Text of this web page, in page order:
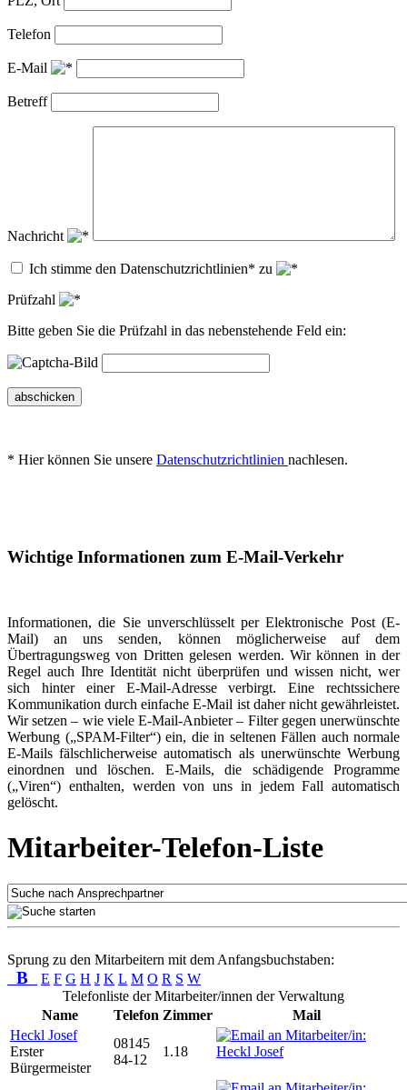
Telefon
E-Mail
Betreff
Nachricht
Ich stimme den Datenschutzrichtlinien* zu
Prüfzahl
Bitte geben Sie die Prüfzahl in das nebenstehende Feld ein:
abschicken
* Hier können Sie unsere Datenschutzrichtlinien nachlesen.
Wichtige Informationen zum E-Mail-Verkehr
Informationen, die Sie unverschlüsselt per Elektronische Post (E-
Mail) an uns senden, können möglicherweise auf dem
Übertragungsweg von Dritten gelesen werden. Wir können in der
Regel auch Ihre Identität nicht überprüfen und wissen nicht, wer
sich hinter einer E-Mail-Adresse verbirgt. Eine rechtssichere
Kommunikation durch einfache E-Mail ist daher nicht gewährleistet.
Wir setzen – wie viele E-Mail-Anbieter – Filter gegen unerwünschte
Werbung („SPAM-Filter“) ein, die in seltenen Fällen auch normale
E-Mails fälschlicherweise automatisch als unerwünschte Werbung
einordnen und löschen. E-Mails, die schädigende Programme
(„Viren“) enthalten, werden von uns in jedem Fall automatisch
gelöscht.
Mitarbeiter-Telefon-Liste
Sprung zu den Mitarbeitern mit dem Anfangsbuchstaben:
B E F G H J K L M O R S W
Telefonliste der Mitarbeiter/innen der Verwaltung
Name
Telefon Zimmer
Mail
Heckl Josef
Erster
Bürgermeister
08145
84-12
1.18